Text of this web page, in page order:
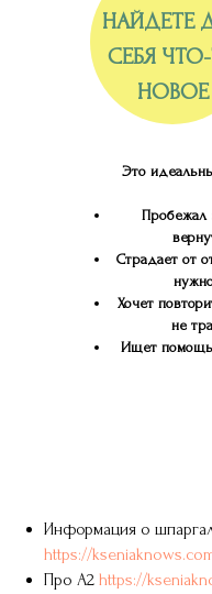
Это
Пробежал
Страдает от
Хочет
не
Ищет помощь
НАЙДЕТЕ
СЕБЯ
НОВОЕ
Информация о
https://
Про А2 https://